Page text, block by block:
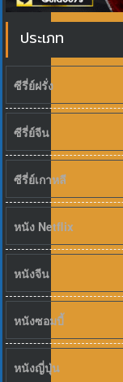
ประเภท
ซีรี่ย์ฝรั่ง
ซีรี่ย์จีน
ซีรี่ย์เกาหลี
หนัง Netflix
หนังจีน
หนังซอมบี้
หนังญี่ปุ่น